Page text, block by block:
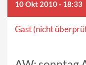
10 Okt 2010 - 18:33
Gast (nicht